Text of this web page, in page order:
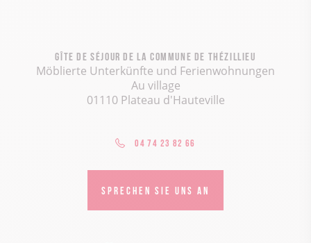
Gîte de séjour de la Commune de Thézillieu
Möblierte Unterkünfte und Ferienwohnungen
Au village
01110 Plateau d'Hauteville
04 74 23 82 66
SPRECHEN SIE UNS AN